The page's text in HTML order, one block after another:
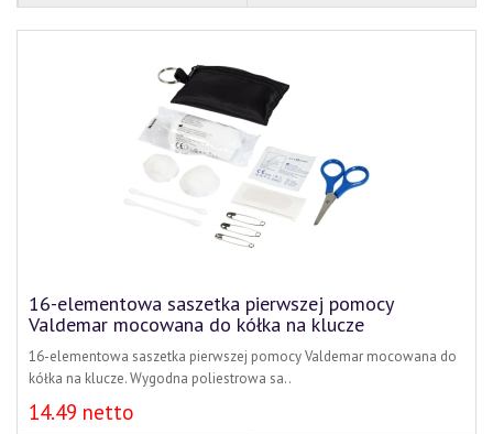
16-elementowa saszetka pierwszej pomocy
Valdemar mocowana do kółka na klucze
16-elementowa saszetka pierwszej pomocy Valdemar mocowana do
kółka na klucze. Wygodna poliestrowa sa..
14.49 netto